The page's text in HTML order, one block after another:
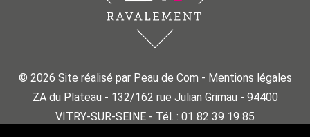
© 2026 Site réalisé par Peau de Com - Mentions légales
ZA du Plateau - 132/162 rue Julian Grimau - 94400
VITRY-SUR-SEINE - Tél. : 01 82 39 19 85